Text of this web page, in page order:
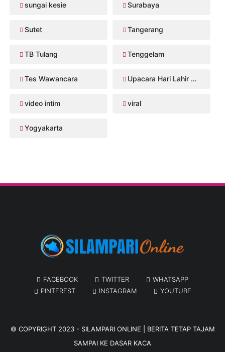
sungai kesie Surabaya
Sutet Tangerang
TB Tulang Tenggelam
Tes Wawancara Upacara Hari Lahir Pancasila
video intim viral
Yogyakarta
FACEBOOK TWITTER
WHATSAPP
PINTEREST
INSTAGRAM YOUTUBE
© COPYRIGHT 2023 - SILAMPARI ONLINE | BERITA TETAP TAJAM
SAMPAI KE DASAR KACA